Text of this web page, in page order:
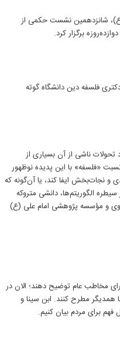
شانزدهمین نشست حکمی از
برگزار کرد.
فلسفه دین دانشگاه گوته
ناشی از آن بسیاری از
«فلسفه» با این پدیده نوظهور
و نجات‌بخش ایفا کند، یا آن‌گونه که
الگوریتم‌ها، دانشی متروکه
و مؤسسه پژوهشی امام علی (ع)
مخاطب عام توضیح دهند؛ الان در
همدیگر مطرح کنند. ابن سینا و
فهم برای مردم بیان کنیم.